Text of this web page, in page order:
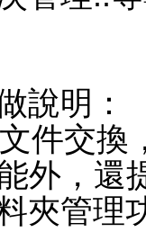
說明：
件交換
外，還
夾管理